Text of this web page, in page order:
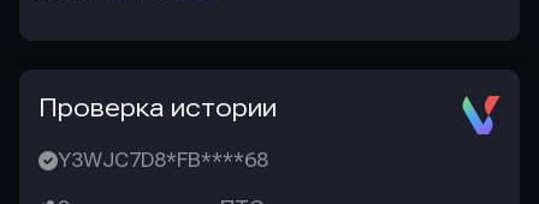
Проверка истории
Y3WJC7D8*FB****68